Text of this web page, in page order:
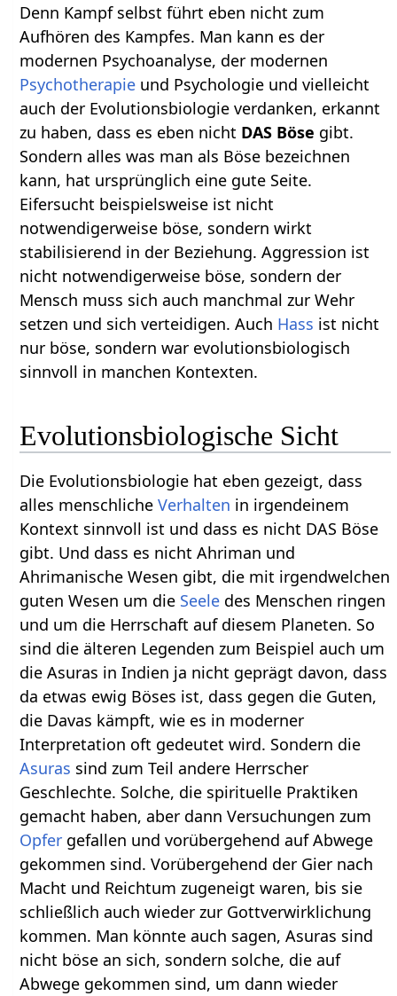
Denn Kampf selbst führt eben nicht zum
Aufhören des Kampfes. Man kann es der
modernen Psychoanalyse, der modernen
Psychotherapie und Psychologie und vielleicht
auch der Evolutionsbiologie verdanken, erkannt
zu haben, dass es eben nicht DAS Böse gibt.
Sondern alles was man als Böse bezeichnen
kann, hat ursprünglich eine gute Seite.
Eifersucht beispielsweise ist nicht
notwendigerweise böse, sondern wirkt
stabilisierend in der Beziehung. Aggression ist
nicht notwendigerweise böse, sondern der
Mensch muss sich auch manchmal zur Wehr
setzen und sich verteidigen. Auch Hass ist nicht
nur böse, sondern war evolutionsbiologisch
sinnvoll in manchen Kontexten.
Evolutionsbiologische Sicht
Die Evolutionsbiologie hat eben gezeigt, dass
alles menschlicheVerhalten in irgendeinem
Kontext sinnvoll ist und dass es nicht DAS Böse
gibt. Und dass es nicht Ahriman und
Ahrimanische Wesen gibt, die mit irgendwelchen
guten Wesen um die Seele des Menschen ringen
und um die Herrschaft auf diesem Planeten. So
sind die älteren Legenden zum Beispiel auch um
die Asuras in Indien ja nicht geprägt davon, dass
da etwas ewig Böses ist, dass gegen die Guten,
die Davas kämpft, wie es in moderner
Interpretation oft gedeutet wird. Sondern die
Asuras sind zum Teil andere Herrscher
Geschlechte. Solche, die spirituelle Praktiken
gemacht haben, aber dann Versuchungen zum
Opfer gefallen und vorübergehend auf Abwege
gekommen sind. Vorübergehend der Gier nach
Macht und Reichtum zugeneigt waren, bis sie
schließlich auch wieder zur Gottverwirklichung
kommen. Man könnte auch sagen, Asuras sind
nicht böse an sich, sondern solche, die auf
Abwege gekommen sind, um dann wieder